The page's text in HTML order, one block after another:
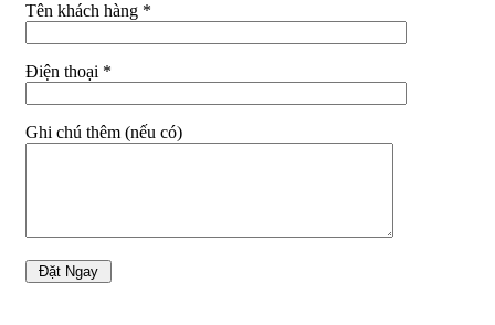
Tên khách hàng *
Điện thoại *
Ghi chú thêm (nếu có)